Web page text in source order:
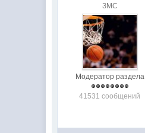
ЗМС
Модератор раздела
41531 сообщений